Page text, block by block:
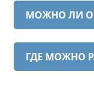
МОЖНО ЛИ
ГДЕ МОЖНО